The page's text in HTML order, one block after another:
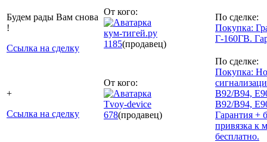
Будем рады Вам снова
!
Ссылка на сделку
От кого:
кум-тигей.ру
1185(продавец)
По сделке:
Покупка:
Г-160ГВ.
+
Ссылка на сделку
От кого:
Tvoy-device
678(продавец)
По сделке:
Покупка:
B92/B94,
В92/В94,
Гарантия +
привязка к
бесплатно.